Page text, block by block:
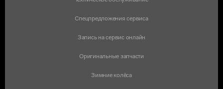
Спецпредложения сервиса
Запись на сервис онлайн
Оригинальные запчасти
Зимние колёса